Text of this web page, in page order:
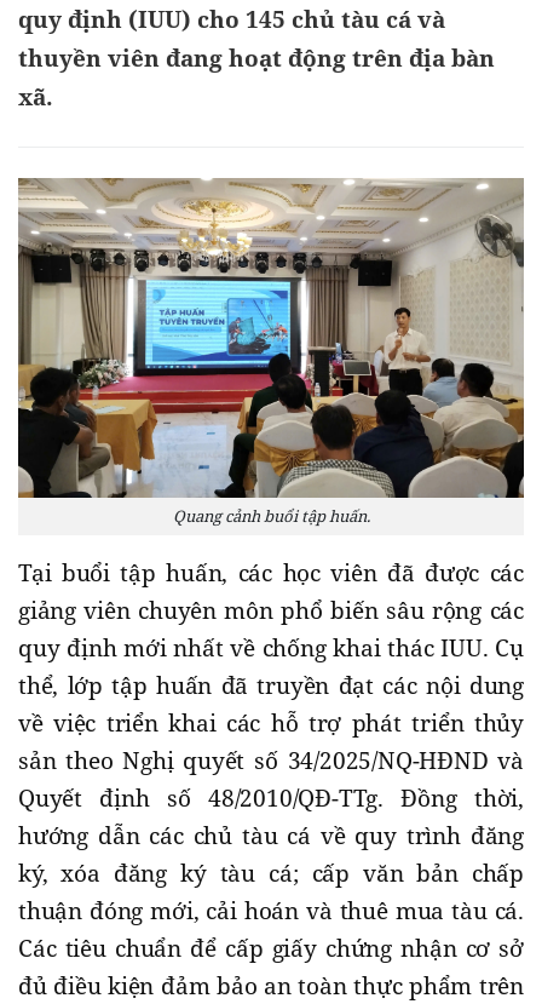
quy định (IUU) cho 145 chủ tàu cá và
thuyền viên đang hoạt động trên địa bàn
xã.
Quang cảnh buổi tập huấn.
Tại buổi tập huấn, các học viên đã được các
giảng viên chuyên môn phổ biến sâu rộng các
quy định mới nhất về chống khai thác IUU. Cụ
thể, lớp tập huấn đã truyền đạt các nội dung
về việc triển khai các hỗ trợ phát triển thủy
sản theo Nghị quyết số 34/2025/NQ-HĐND và
Quyết định số 48/2010/QĐ-TTg. Đồng thời,
hướng dẫn các chủ tàu cá về quy trình đăng
ký, xóa đăng ký tàu cá; cấp văn bản chấp
thuận đóng mới, cải hoán và thuê mua tàu cá.
Các tiêu chuẩn để cấp giấy chứng nhận cơ sở
đủ điều kiện đảm bảo an toàn thực phẩm trên